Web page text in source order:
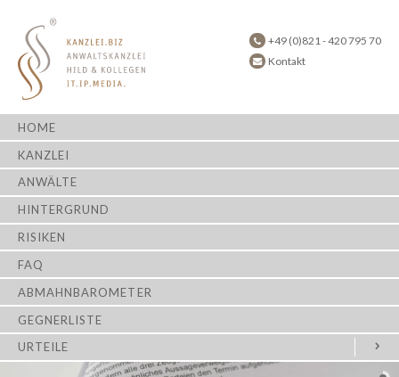
+49 (0)821 - 420 795 70
Kontakt
HOME
KANZLEI
ANWÄLTE
HINTERGRUND
RISIKEN
FAQ
ABMAHNBAROMETER
GEGNERLISTE
URTEILE